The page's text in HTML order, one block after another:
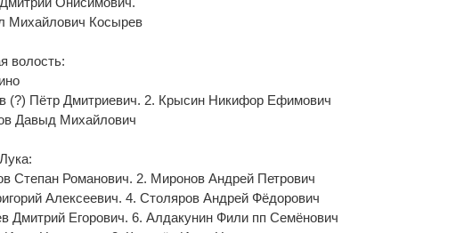
Михайлович Косырев
волость:
(?) Пётр Дмитриевич. 2. Крысин Никифор Ефимович
Давыд Михайлович
Степан Романович. 2. Миронов Андрей Петрович
Алексеевич. 4. Столяров Андрей Фёдорович
Дмитрий Егорович. 6. Алдакунин Фили пп Семёнович